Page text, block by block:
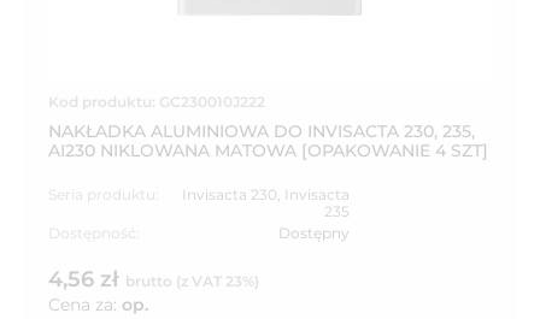
Kod produktu: GC230010J222
NAKŁADKA ALUMINIOWA DO INVISACTA 230, 235,
AI230 NIKLOWANA MATOWA [OPAKOWANIE 4 SZT]
Seria produktu: Invisacta 230, Invisacta
235
Dostępność:
Dostępny
4,56 zł brutto (z VAT 23%)
Cena za: op.